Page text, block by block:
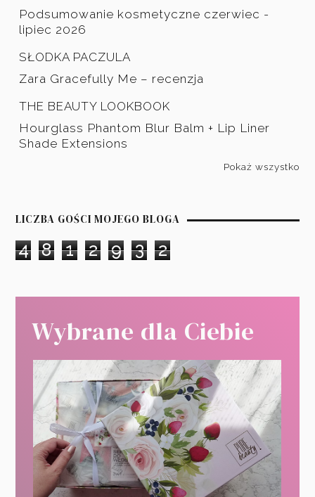
Podsumowanie kosmetyczne czerwiec -
lipiec 2026
SŁODKA PACZULA
Zara Gracefully Me – recenzja
THE BEAUTY LOOKBOOK
Hourglass Phantom Blur Balm + Lip Liner
Shade Extensions
Pokaż wszystko
LICZBA GOŚCI MOJEGO BLOGA
4 8 1 2 9 3 2
Wybrane dla Ciebie